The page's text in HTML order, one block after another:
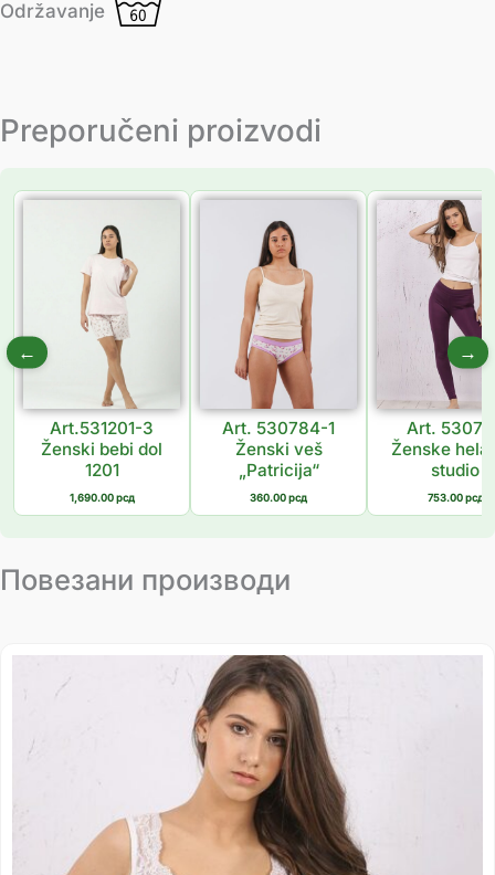
Održavanje
Preporučeni proizvodi
←
Art.531201-3
Ženski bebi dol
1201
1,690.00рсд
Art. 530784-1
Ženski veš
„Patricija“
360.00рсд
Art.
Ženske
studio
753.00рсд
→
Повезани производи